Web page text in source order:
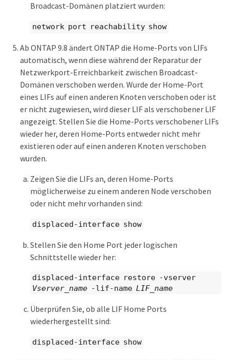
Broadcast-Domänen platziert wurden:
network port reachability show
Ab ONTAP 9.8 ändert ONTAP die Home-Ports von LIFs
automatisch, wenn diese während der Reparatur der
Netzwerkport-Erreichbarkeit zwischen Broadcast-
Domänen verschoben werden. Wurde der Home-Port
eines LIFs auf einen anderen Knoten verschoben oder ist
er nicht zugewiesen, wird dieser LIF als verschobener LIF
angezeigt. Stellen Sie die Home-Ports verschobener LIFs
wieder her, deren Home-Ports entweder nicht mehr
existieren oder auf einen anderen Knoten verschoben
wurden.
Zeigen Sie die LIFs an, deren Home-Ports
möglicherweise zu einem anderen Node verschoben
oder nicht mehr vorhanden sind:
displaced-interface show
Stellen Sie den Home Port jeder logischen
Schnittstelle wieder her:
displaced-interface restore -vserver
Vserver_name -lif-name LIF_name
Überprüfen Sie, ob alle LIF Home Ports
wiederhergestellt sind:
displaced-interface show